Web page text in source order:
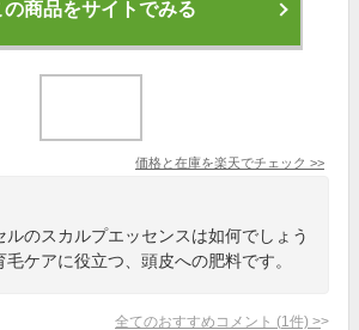
の商品をサイトでみる
価格と在庫を楽天でチェック >>
ルのスカルプエッセンスは如何でしょう
ケアに役立つ、頭皮への肥料です。
全てのおすすめコメント (1 件) >